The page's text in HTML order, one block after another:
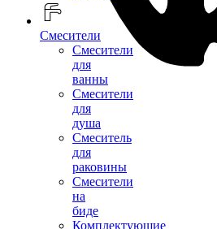
Смесители
Смесители
для
ванны
Смесители
для
душа
Смеситель
для
раковины
Смесители
на
биде
Комплектующие